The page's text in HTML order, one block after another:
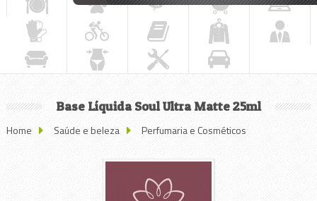
Base Líquida Soul Ultra Matte 25ml
Home
Saúde e beleza Perfumaria e Cosméticos